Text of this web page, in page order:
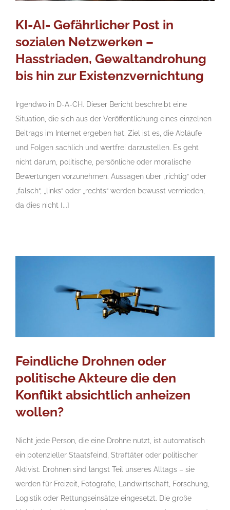
KI-AI- Gefährlicher Post in
sozialen Netzwerken –
Hasstriaden, Gewaltandrohung
bis hin zur Existenzvernichtung
Irgendwo in D-A-CH. Dieser Bericht beschreibt eine
Situation, die sich aus der Veröffentlichung eines einzelnen
Beitrags im Internet ergeben hat. Ziel ist es, die Abläufe
und Folgen sachlich und wertfrei darzustellen. Es geht
nicht darum, politische, persönliche oder moralische
Bewertungen vorzunehmen. Aussagen über „richtig“ oder
„falsch“, „links“ oder „rechts“ werden bewusst vermieden,
da dies nicht [...]
Feindliche Drohnen oder
politische Akteure die den
Konflikt absichtlich anheizen
wollen?
Nicht jede Person, die eine Drohne nutzt, ist automatisch
ein potenzieller Staatsfeind, Straftäter oder politischer
Aktivist. Drohnen sind längst Teil unseres Alltags – sie
werden für Freizeit, Fotografie, Landwirtschaft, Forschung,
Logistik oder Rettungseinsätze eingesetzt. Die große